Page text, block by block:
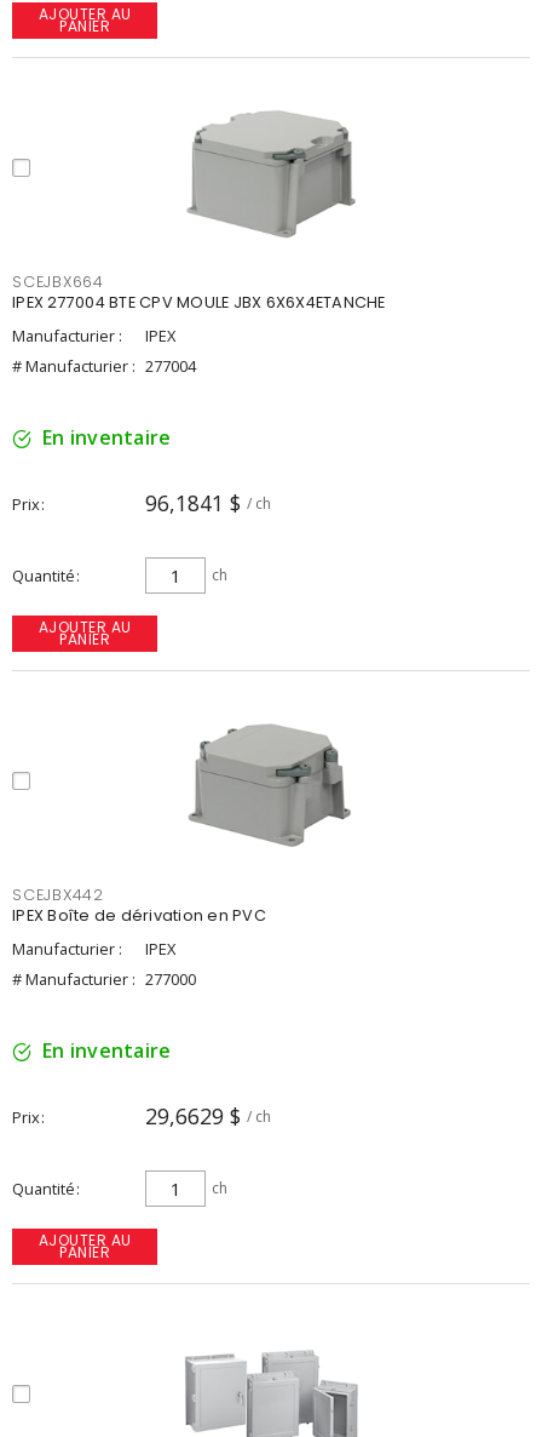
AJOUTER AU
PANIER
SCEJBX664
IPEX 277004 BTE CPV MOULE JBX 6X6X4ETANCHE
Manufacturier :
IPEX
# Manufacturier : 277004
En inventaire
Prix 96,1841 $ / ch
Quantité ch
AJOUTER AU
PANIER
SCEJBX442
IPEX Boîte de dérivation en PVC
Manufacturier :
IPEX
# Manufacturier : 277000
En inventaire
Prix 29,6629 $ / ch
Quantité ch
AJOUTER AU
PANIER